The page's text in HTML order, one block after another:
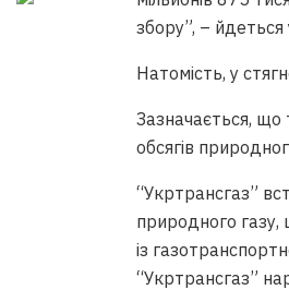
збору”, – йдеться
Натомість, у
Зазначається, що
обсягів
“Укртрансгаз”
природного газу,
із
“Укртрансгаз”